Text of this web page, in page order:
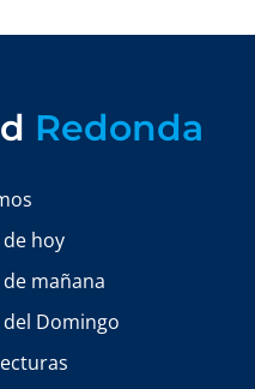
Redonda
de hoy
mañana
del Domingo